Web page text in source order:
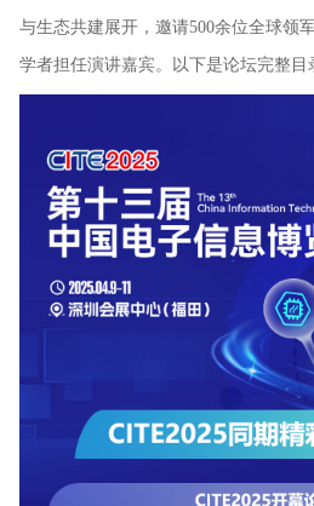
与生态共建展开，邀请‌500余位全球领
学者‌担任演讲嘉宾。以下是论坛完整目